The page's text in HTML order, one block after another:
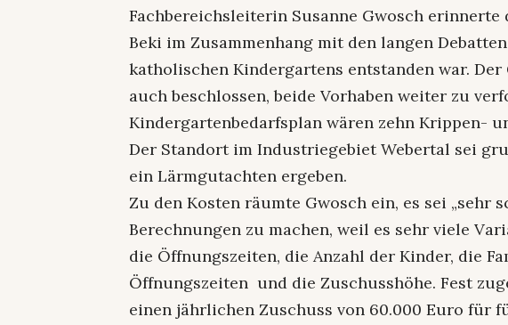
Fachbereichsleiterin Susanne Gwosch erinnerte
Beki im Zusammenhang mit den langen
katholischen Kindergartens entstanden war. Der
auch beschlossen, beide Vorhaben weiter zu
Kindergartenbedarfsplan wären zehn Krippen-
Der Standort im Industriegebiet Webertal sei
ein Lärmgutachten ergeben.
Zu den Kosten räumte Gwosch ein, es sei „sehr
Berechnungen zu machen, weil es sehr viele
die Öffnungszeiten, die Anzahl der Kinder, die
Öffnungszeiten und die Zuschusshöhe. Fest
einen jährlichen Zuschuss von 60.000 Euro für